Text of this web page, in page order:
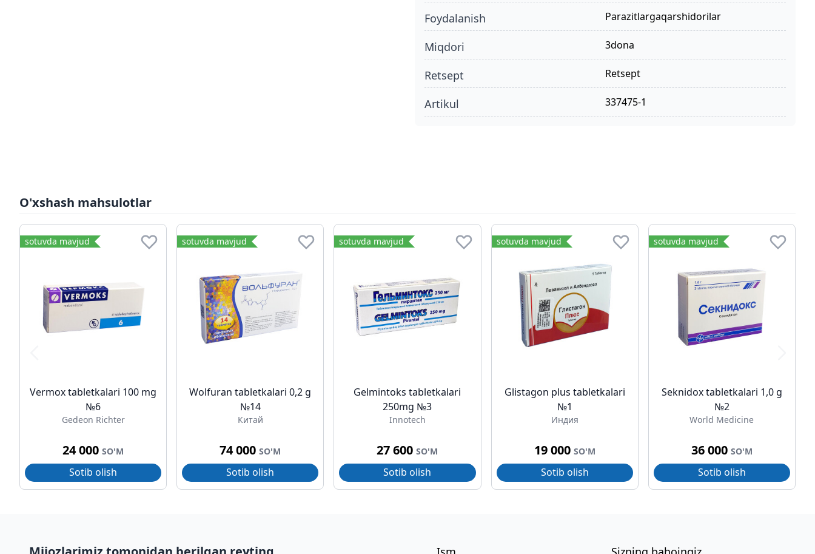
foydalanish parazitlargaqarshidorilar
miqdori 3dona
retsept retsept
Artikul 337475-1
O'xshash mahsulotlar
sotuvda mavjud
Vermox tabletkalari 100 mg
№6
Gedeon Richter
24 000SO'M
Sotib olish
sotuvda mavjud
Wolfuran tabletkalari 0,2 g
№14
Китай
74 000SO'M
Sotib olish
sotuvda mavjud
Gelmintoks tabletkalari
250mg №3
Innotech
27 600SO'M
Sotib olish
sotuvda mavjud
Glistagon plus tabletkalari
№1
Индия
19 000 SO'M
Sotib olish
sotuvda mavjud
Seknidox tabletkalari 1,0 g
№2
World Medicine
36 000 SO'M
Sotib olish